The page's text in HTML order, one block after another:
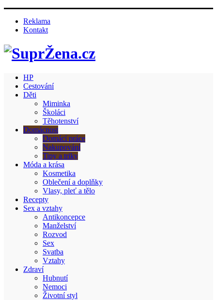
Reklama
Kontakt
HP
Cestování
Děti
Miminka
Školáci
Těhotenství
Domácnost
Domácí práce
Nakupování
Tipy a triky
Móda a krása
Kosmetika
Oblečení a doplňky
Vlasy, pleť a tělo
Recepty
Sex a vztahy
Antikoncepce
Manželství
Rozvod
Sex
Svatba
Vztahy
Zdraví
Hubnutí
Nemoci
Životní styl